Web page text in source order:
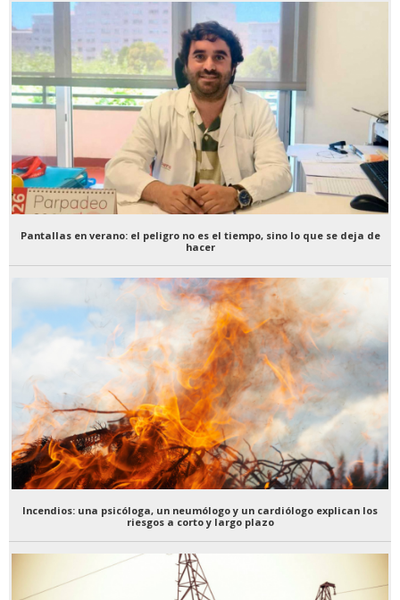
Pantallas en verano: el peligro no es el tiempo, sino lo que se deja de
hacer
Incendios: una psicóloga, un neumólogo y un cardiólogo explican los
riesgos a corto y largo plazo